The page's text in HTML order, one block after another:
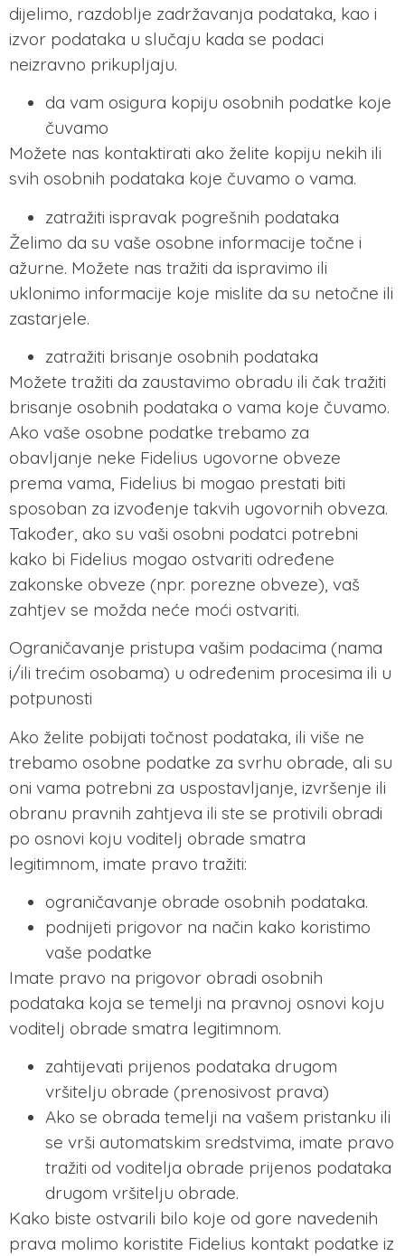
dijelimo, razdoblje zadržavanja podataka, kao i
izvor podataka u slučaju kada se podaci
neizravno prikupljaju.
da vam osigura kopiju osobnih podatke koje
čuvamo
Možete nas kontaktirati ako želite kopiju nekih ili
svih osobnih podataka koje čuvamo o vama.
zatražiti ispravak pogrešnih podataka
Želimo da su vaše osobne informacije točne i
ažurne. Možete nas tražiti da ispravimo ili
uklonimo informacije koje mislite da su netočne ili
zastarjele.
zatražiti brisanje osobnih podataka
Možete tražiti da zaustavimo obradu ili čak tražiti
brisanje osobnih podataka o vama koje čuvamo.
Ako vaše osobne podatke trebamo za
obavljanje neke Fidelius ugovorne obveze
prema vama, Fidelius bi mogao prestati biti
sposoban za izvođenje takvih ugovornih obveza.
Također, ako su vaši osobni podatci potrebni
kako bi Fidelius mogao ostvariti određene
zakonske obveze (npr. porezne obveze), vaš
zahtjev se možda neće moći ostvariti.
Ograničavanje pristupa vašim podacima (nama
i/ili trećim osobama) u određenim procesima ili u
potpunosti
Ako želite pobijati točnost podataka, ili više ne
trebamo osobne podatke za svrhu obrade, ali su
oni vama potrebni za uspostavljanje, izvršenje ili
obranu pravnih zahtjeva ili ste se protivili obradi
po osnovi koju voditelj obrade smatra
legitimnom, imate pravo tražiti:
ograničavanje obrade osobnih podataka.
podnijeti prigovor na način kako koristimo
vaše podatke
Imate pravo na prigovor obradi osobnih
podataka koja se temelji na pravnoj osnovi koju
voditelj obrade smatra legitimnom.
zahtijevati prijenos podataka drugom
vršitelju obrade (prenosivost prava)
Ako se obrada temelji na vašem pristanku ili
se vrši automatskim sredstvima, imate pravo
tražiti od voditelja obrade prijenos podataka
drugom vršitelju obrade.
Kako biste ostvarili bilo koje od gore navedenih
prava molimo koristite Fidelius kontakt podatke iz